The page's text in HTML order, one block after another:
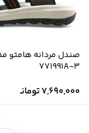
771991A-3
7,690,000تومانـ